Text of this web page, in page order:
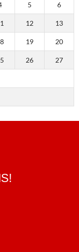
5 6
12 13
19 20
26 27